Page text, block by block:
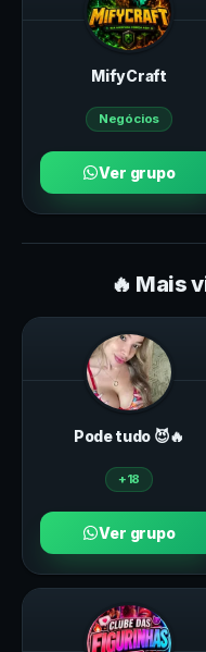
MifyCraft
Negócios
Ver grupo
🔥 Mais
Pode tudo 😈🔥
+18
Ver grupo